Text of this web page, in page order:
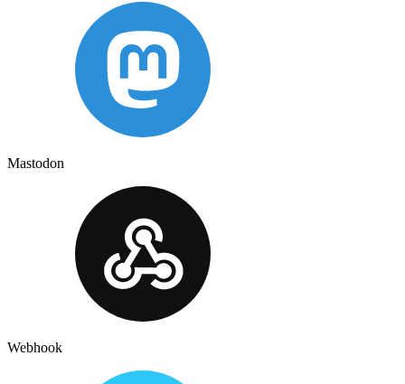
Mastodon
Webhook